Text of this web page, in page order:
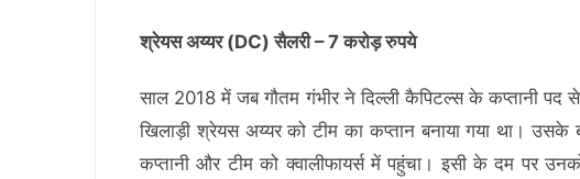
श्रेयस अय्यर (DC) सैलरी – 7 करोड़ रुपये
साल 2018 में जब गौतम गंभीर ने दिल्ली कैपिटल्स के कप्तानी पद से
खिलाड़ी श्रेयस अय्यर को टीम का कप्तान बनाया गया था। उसके
कप्तानी और टीम को क्वालीफायर्स में पहुंचा। इसी के दम पर